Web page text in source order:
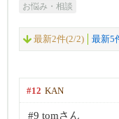
お悩み・相談
最新2件(2/2) 最新5
#12 KAN
#9 tomさん